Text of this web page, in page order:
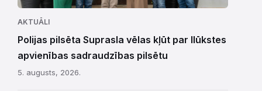
AKTUĀLI
Polijas pilsēta Suprasla vēlas kļūt par Ilūkstes
apvienības sadraudzības pilsētu
5. augusts, 2026.